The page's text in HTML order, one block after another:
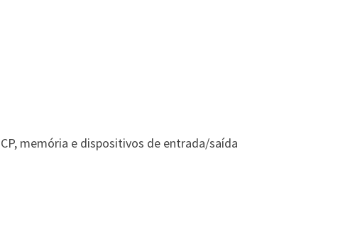
memória e dispositivos de entrada/saída